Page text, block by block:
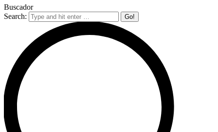
Buscador
Search: